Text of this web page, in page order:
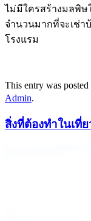
ไม่มีใครสร้างมลพิษ
จำนวนมากที่จะเช่
โรงแรม
This entry was posted
Admin.
สิ่งที่ต้องทำในเที่